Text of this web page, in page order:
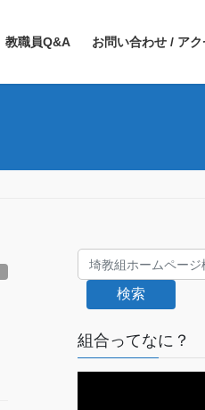
教職員Q&A お問い合わせ / アク
検索
組合ってなに？